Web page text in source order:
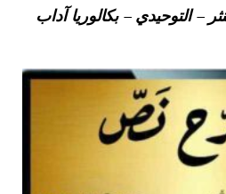
التوحيدي – بكالوريا آداب